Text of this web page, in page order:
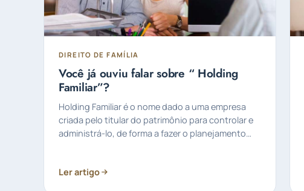
DIREITO DE FAMÍLIA
Você já ouviu falar sobre “ Holding
Familiar”?
Holding Familiar é o nome dado a uma empresa
criada pelo titular do patrimônio para controlar e
administrá-lo, de forma a fazer o planejamento
Ler artigo